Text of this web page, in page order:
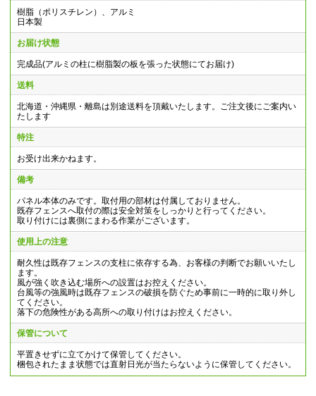
樹脂（ポリスチレン）、アルミ
日本製
お届け状態
完成品(アルミの柱に樹脂製の板を張った状態にてお届け)
送料
北海道・沖縄県・離島は別途送料を頂戴いたします。ご注文後にご案内い
たします
特注
お受け出来かねます。
備考
パネル本体のみです。取付用の部材は付属しておりません。
既存フェンスへ取付の際は安全対策をしっかりと行ってください。
取り付けには裏側にまわる作業がございます。
使用上の注意
耐久性は既存フェンスの支柱に依存する為、お客様の判断でお願いいたし
ます。
風が強く吹き込む場所への設置はお控えください。
台風等の強風時は既存フェンスの破損を防ぐため事前に一時的に取り外し
てください。
落下の危険性がある高所への取り付けはお控えください。
保管について
平置きせずに立てかけて保管してください。
梱包されたまま状態では直射日光が当たらないように保管してください。